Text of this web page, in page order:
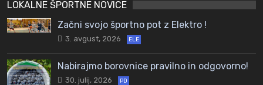
LOKALNE ŠPORTNE NOVICE
Začni svojo športno pot z Elektro !
3. avgust, 2026 ELE
Nabirajmo borovnice pravilno in odgovorno!
30. julij, 2026 PD